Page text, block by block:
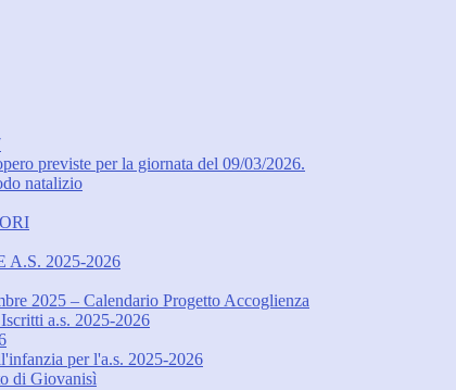
previste per la giornata del 09/03/2026.
natalizio
A.S. 2025-2026
2025 – Calendario Progetto Accoglienza
a.s. 2025-2026
per l'a.s. 2025-2026
di Giovanisì